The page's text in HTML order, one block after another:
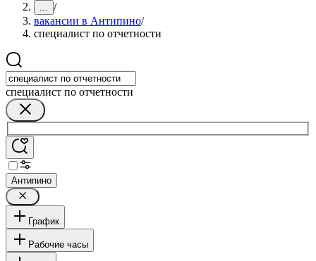
... /
вакансии в Антипино/
специалист по отчетности
специалист по отчетности
Антипино
График
Рабочие часы